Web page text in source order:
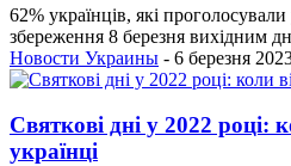
62% українців, які
збереження 8 березня вихідним
Новости Украины - 6 березня
Святкові дні у 2022 році:
українці